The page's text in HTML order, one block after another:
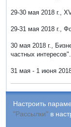
29-30 мая 2018 г.,
29-31 мая 2018 г.,
30 мая 2018 г.,
частных интересов".
31 мая - 1 июня
Настроить
"Рассылки" в